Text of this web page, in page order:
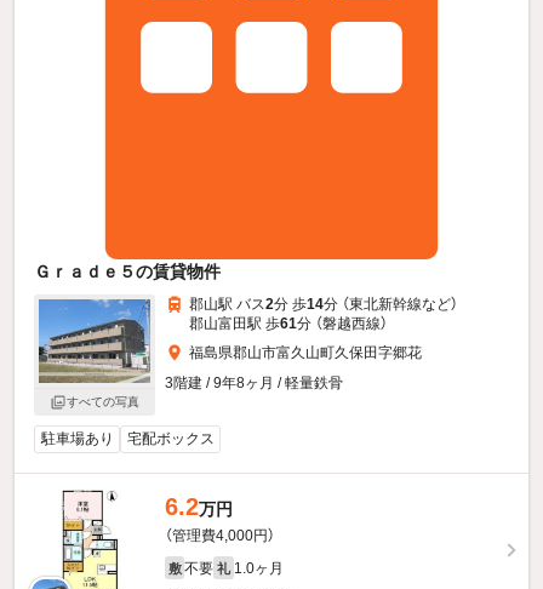
Ｇｒａｄｅ５の賃貸物件
すべての写真
郡山駅 バス2分 歩14分 （東北新幹線など）
郡山富田駅 歩61分 （磐越西線）
福島県郡山市富久山町久保田字郷花
3階建 / 9年8ヶ月 / 軽量鉄骨
駐車場あり 宅配ボックス
6.2万円
（管理費4,000円）
敷 不要 礼 1.0ヶ月